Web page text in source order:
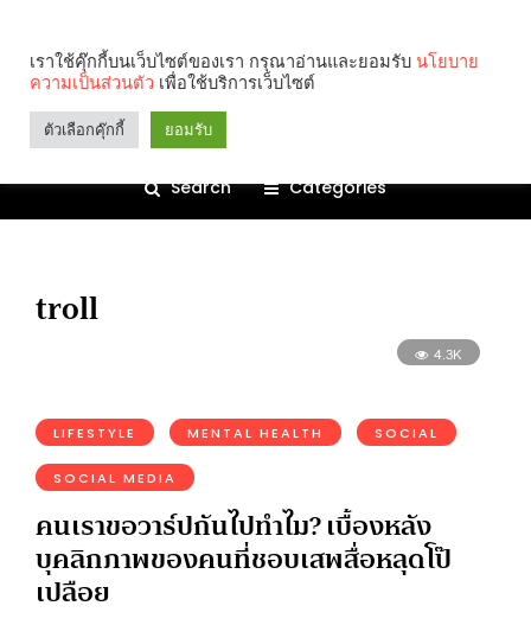
Search Categories
troll
4.3K
LIFESTYLE MENTAL HEALTH SOCIAL
SOCIAL MEDIA
คนเราขอวาร์ปกันไปทำไม? เบื้องหลัง
บุคลิกภาพของคนที่ชอบเสพสื่อหลุดโป๊
เปลือย
เราใช้คุ๊กกี้บนเว็บไซต์ของเรา กรุณาอ่านและยอมรับ นโยบาย
ความเป็นส่วนตัว เพื่อใช้บริการเว็บไซต์
ตัวเลือกคุ๊กกี้ ยอมรับ